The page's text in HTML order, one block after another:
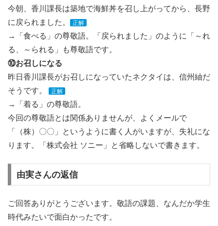
今朝、香川課長は築地で海鮮丼を召し上がってから、長野
に戻られました。
正解
→「食べる」の尊敬語。「戻られました」のように「～れ
る、～られる」も尊敬語です。
⑩お召しになる
昨日香川課長がお召しになっていたネクタイは、信州紬だ
そうです。
正解
→「着る」の尊敬語。
今回の尊敬語とは関係ありませんが、よくメールで
「（株）〇〇」というように書く人がいますが、失礼にな
ります。「株式会社 ソニー」と省略しないで書きます。
由実さんの返信
ご回答ありがとうございます。敬語の課題、なんだか学生
時代みたいで面白かったです。